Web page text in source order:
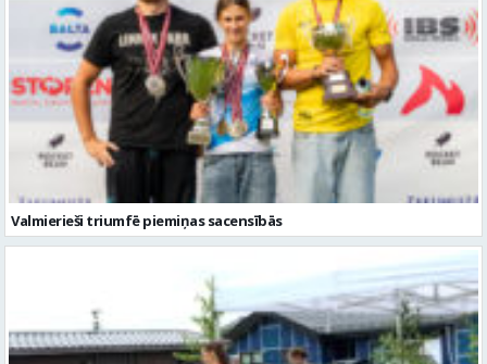
Valmierieši triumfē piemiņas sacensībās